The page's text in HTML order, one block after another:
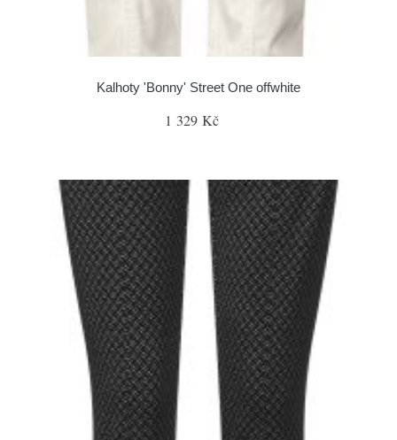
Kalhoty 'Bonny' Street One offwhite
1 329 Kč